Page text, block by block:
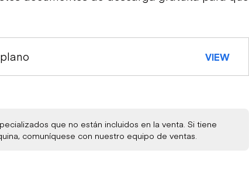
VIEW
que no están incluidos en la venta. Si tiene
comuníquese con nuestro equipo de ventas.